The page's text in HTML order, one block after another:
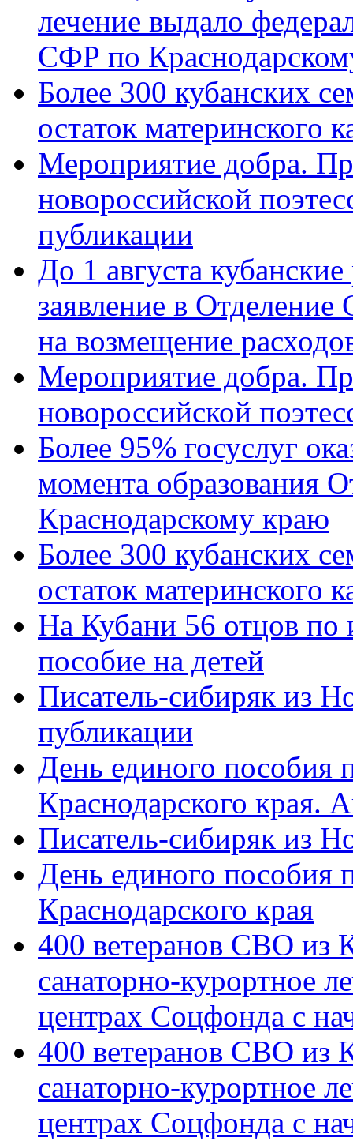
лечение выдало
СФР по
Более 300 кубанских
остаток материнского
Мероприятие добра.
новороссийской
публикации
До 1 августа
заявление в
на возмещение
Мероприятие добра.
новороссийской
Более 95% госуслуг
момента образования
Краснодарскому краю
Более 300 кубанских
остаток материнского
На Кубани 56 отцов по
пособие на детей
Писатель-сибиряк из
публикации
День единого пособия
Краснодарского края.
Писатель-сибиряк из
День единого пособия
Краснодарского края
400 ветеранов СВО из
санаторно-курортное
центрах Соцфонда с
400 ветеранов СВО из
санаторно-курортное
центрах Соцфонда с